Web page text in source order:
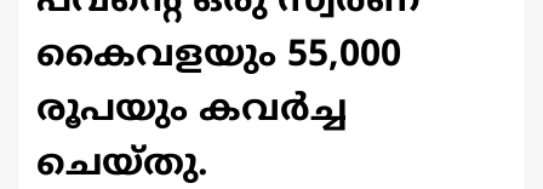
കൈവളയും 55,000
രൂപയും കവര്‍ച്ച
ചെയ്തു.